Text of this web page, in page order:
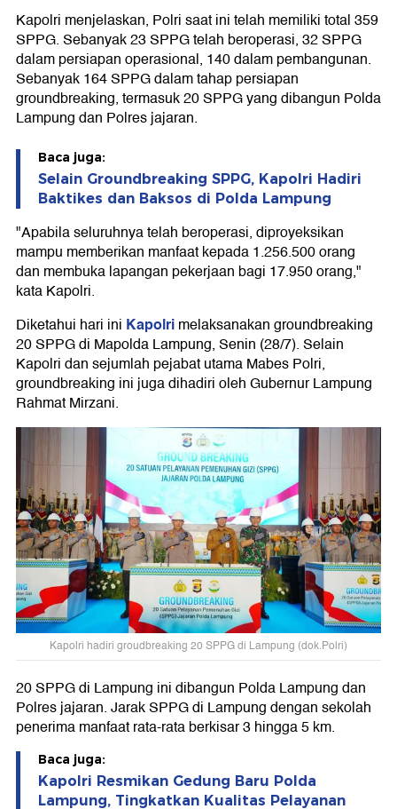
Kapolri menjelaskan, Polri saat ini telah memiliki total 359
SPPG. Sebanyak 23 SPPG telah beroperasi, 32 SPPG
dalam persiapan operasional, 140 dalam pembangunan.
Sebanyak 164 SPPG dalam tahap persiapan
groundbreaking, termasuk 20 SPPG yang dibangun Polda
Lampung dan Polres jajaran.
Baca juga:
Selain Groundbreaking SPPG, Kapolri Hadiri
Baktikes dan Baksos di Polda Lampung
"Apabila seluruhnya telah beroperasi, diproyeksikan
mampu memberikan manfaat kepada 1.256.500 orang
dan membuka lapangan pekerjaan bagi 17.950 orang,"
kata Kapolri.
Diketahui hari ini Kapolrimelaksanakan groundbreaking
20 SPPG di Mapolda Lampung, Senin (28/7). Selain
Kapolri dan sejumlah pejabat utama Mabes Polri,
groundbreaking ini juga dihadiri oleh Gubernur Lampung
Rahmat Mirzani.
Kapolri hadiri groudbreaking 20 SPPG di Lampung (dok.Polri)
20 SPPG di Lampung ini dibangun Polda Lampung dan
Polres jajaran. Jarak SPPG di Lampung dengan sekolah
penerima manfaat rata-rata berkisar 3 hingga 5 km.
Baca juga:
Kapolri Resmikan Gedung Baru Polda
Lampung, Tingkatkan Kualitas Pelayanan